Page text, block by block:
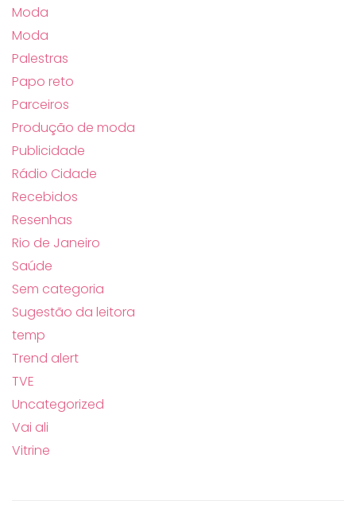
Moda
Moda
Palestras
Papo reto
Parceiros
Produção de moda
Publicidade
Rádio Cidade
Recebidos
Resenhas
Rio de Janeiro
Saúde
Sem categoria
Sugestão da leitora
temp
Trend alert
TVE
Uncategorized
Vai ali
Vitrine